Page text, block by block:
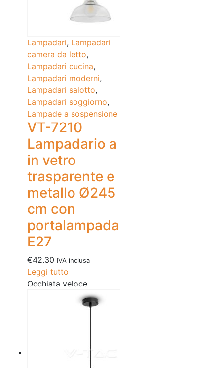
Lampadari, Lampadari
camera da letto,
Lampadari cucina,
Lampadari moderni,
Lampadari salotto,
Lampadari soggiorno,
Lampade a sospensione
VT-7210
Lampadario a
in vetro
trasparente e
metallo Ø245
cm con
portalampada
E27
€42.30 IVA inclusa
Leggi tutto
Occhiata veloce